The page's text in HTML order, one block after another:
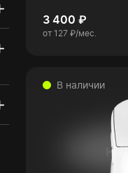
3 400 ₽
от 127 ₽/мес.
В наличии